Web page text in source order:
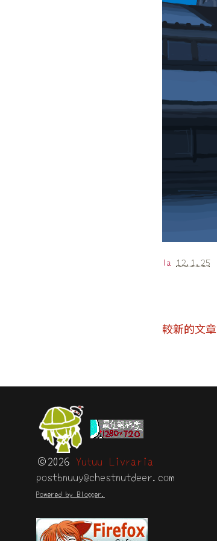
la 12.1.25
較新的文章
©2026 Yutuu Livraria
postbnuuy@chestnutdeer.com
Powered by Blogger.